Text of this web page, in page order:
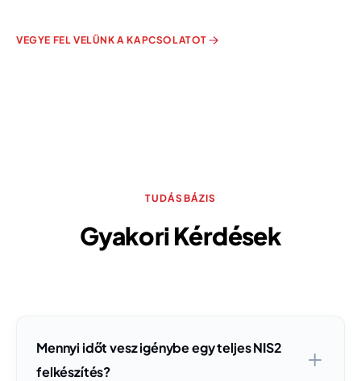
VEGYE FEL VELÜNK A KAPCSOLATOT
TUDÁSBÁZIS
Gyakori Kérdések
Mennyi időt vesz igénybe egy teljes NIS2
felkészítés?